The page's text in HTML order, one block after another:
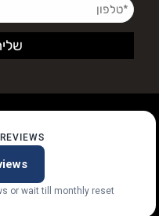
or wait till monthly reset.